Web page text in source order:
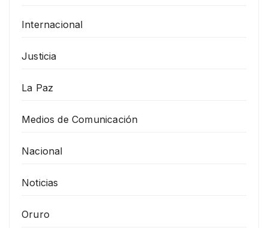
Internacional
Justicia
La Paz
Medios de Comunicación
Nacional
Noticias
Oruro